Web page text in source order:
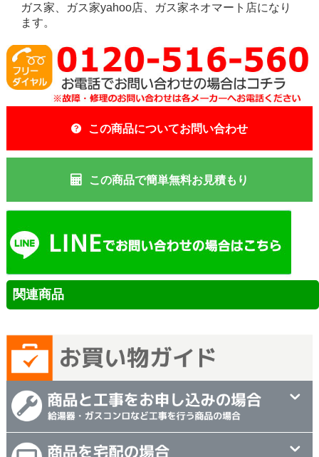
ガス家、ガス家yahoo店、ガス家ネオマート店になり
ます。
この商品についてお問い合わせ
この商品で簡単無料お見積もり
関連商品